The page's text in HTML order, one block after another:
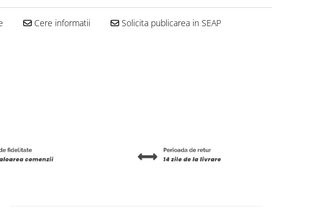
Cere informatii Solicita publicarea in SEAP